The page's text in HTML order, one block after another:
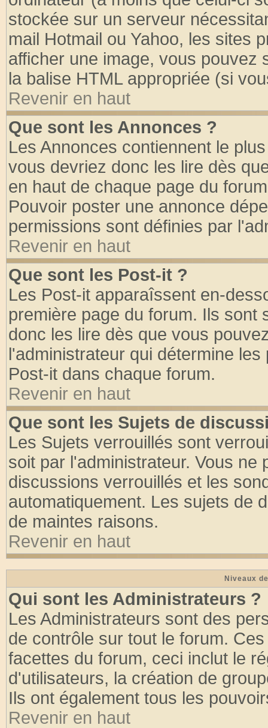
stockée sur un serveur
mail Hotmail ou Yahoo, les sites
afficher une image, vous pouvez
la balise HTML appropriée (si
Revenir en haut
Que sont les Annonces ?
Les Annonces contiennent le
vous devriez donc les lire dès
en haut de chaque page du
Pouvoir poster une annonce
permissions sont définies par
Revenir en haut
Que sont les Post-it ?
Les Post-it apparaîssent en-
première page du forum. Ils
donc les lire dès que vous
l'administrateur qui détermine
Post-it dans chaque forum.
Revenir en haut
Que sont les Sujets de
Les Sujets verrouillés sont
soit par l'administrateur. Vous
discussions verrouillés et les
automatiquement. Les sujets de
de maintes raisons.
Revenir en haut
Niveaux
Qui sont les Administrateurs ?
Les Administrateurs sont des
de contrôle sur tout le forum.
facettes du forum, ceci inclut le
d'utilisateurs, la création de
Ils ont également tous les
Revenir en haut